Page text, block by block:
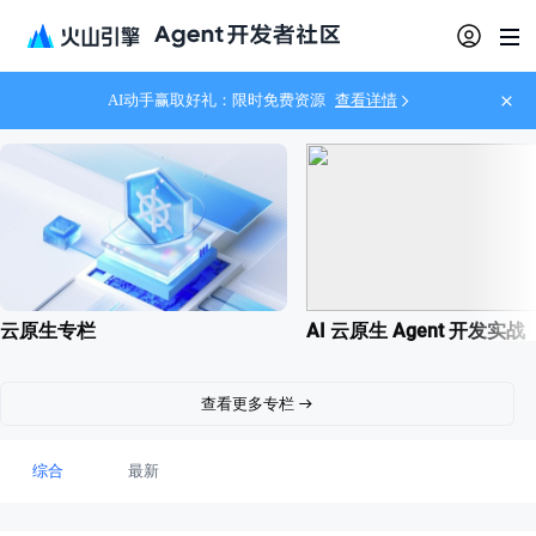
AI动手赢取好礼：限时免费资源 查看详情
云原生专栏 AI 云原生 Agent 开发实战
查看更多专栏
综合 最新